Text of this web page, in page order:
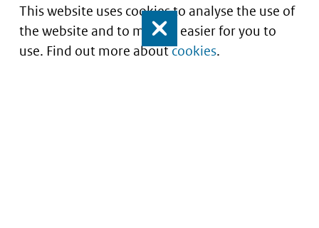
This website uses cookies to analyse the use of
the website and to make it easier for you to
use. Find out more aboutcookies.
Close